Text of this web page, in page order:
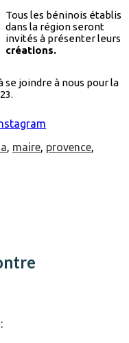
Tous les béninois établis
dans la région seront
invités à présenter leurs
créations.
se joindre à nous pour la
, maire, provence,